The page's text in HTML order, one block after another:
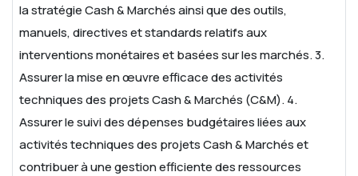
la stratégie Cash & Marchés ainsi que des outils,
manuels, directives et standards relatifs aux
interventions monétaires et basées sur les marchés.3.
Assurer la mise en œuvre efficace des activités
techniques des projets Cash & Marchés (C&M).4.
Assurer le suivi des dépenses budgétaires liées aux
activités techniques des projets Cash & Marchés et
contribuer à une gestion efficiente des ressources